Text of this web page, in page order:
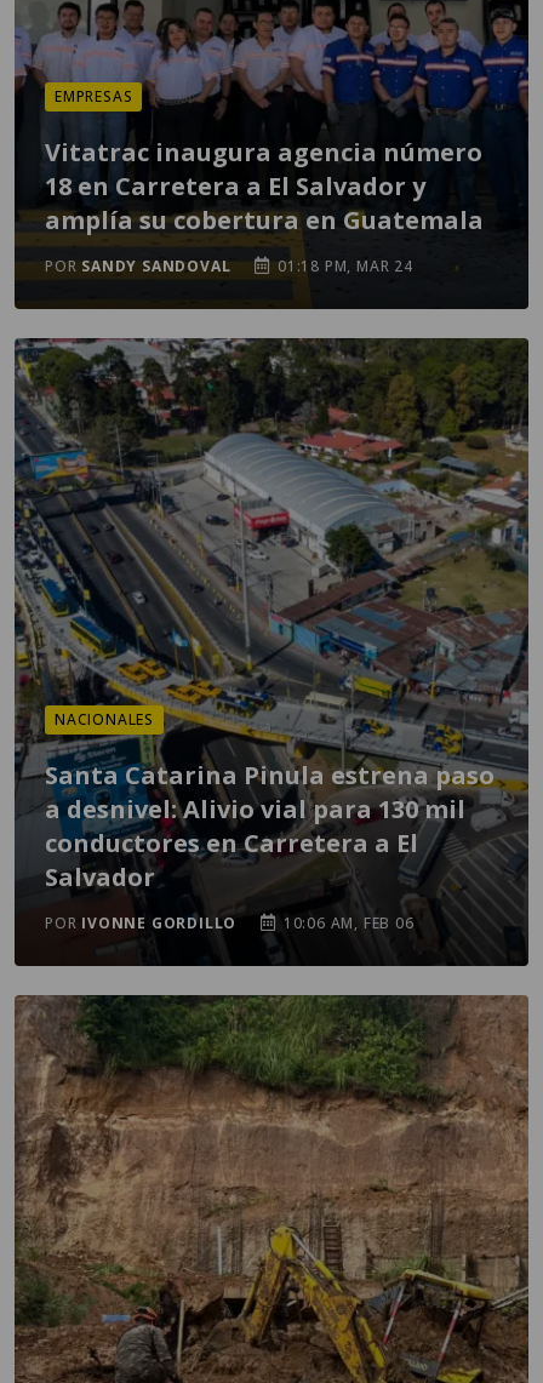
EMPRESAS
Vitatrac inaugura agencia número
18 en Carretera a El Salvador y
amplía su cobertura en Guatemala
POR SANDY SANDOVAL 01:18 PM, MAR 24
NACIONALES
Santa Catarina Pinula estrena paso
a desnivel: Alivio vial para 130 mil
conductores en Carretera a El
Salvador
POR IVONNE GORDILLO 10:06 AM, FEB 06